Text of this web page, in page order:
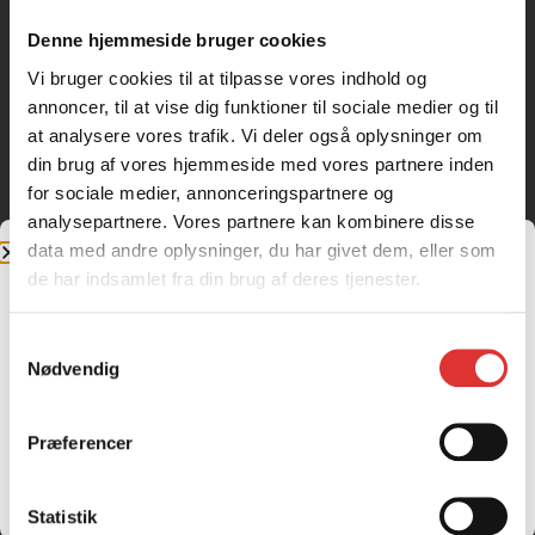
Denne hjemmeside bruger cookies
Vi bruger cookies til at tilpasse vores indhold og
annoncer, til at vise dig funktioner til sociale medier og til
at analysere vores trafik. Vi deler også oplysninger om
din brug af vores hjemmeside med vores partnere inden
for sociale medier, annonceringspartnere og
analysepartnere. Vores partnere kan kombinere disse
data med andre oplysninger, du har givet dem, eller som
de har indsamlet fra din brug af deres tjenester.
Nødvendig
Præferencer
Statistik
underlag og opgave.
Den lange model har enakselafstand på 1480 mm
hvilket giver øget stabilitet ved belastning og træk.
EPS servostyring er standard, og sammen med 282
mm frihøjde og 26” terrændæk sikrer det optimal
fremkommelighed.
Som standard får duvindskærm, håndtagsvarmere,
frontkurv og 3000 LBS spil , hvilket gør modellen
fås kun på den lange version og giver et
robust og professionelt udtryk.
Modellen kommer også i en kort version, som du kan se
her.